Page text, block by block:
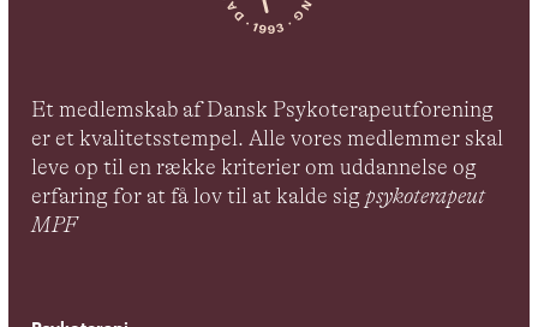
Et medlemskab af Dansk Psykoterapeutforening
er et kvalitetsstempel. Alle vores medlemmer skal
leve op til en række kriterier om uddannelse og
erfaring for at få lov til at kalde sig psykoterapeut
MPF